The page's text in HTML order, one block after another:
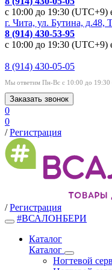
с 10:00 до 19:30 (UTC+9)
г. Чита, ул. Бутина,
8 (914) 430-53-95
с 10:00 до 19:30 (UTC+9)
8 (914) 430-05-05
Мы ответим Пн-Вс с 10:00 до 19:30
Заказать звонок
0
0
/ Регистрация
/ Регистрация
#ВСАЛОНБЕРИ
Каталог
Каталог
Ногтевой